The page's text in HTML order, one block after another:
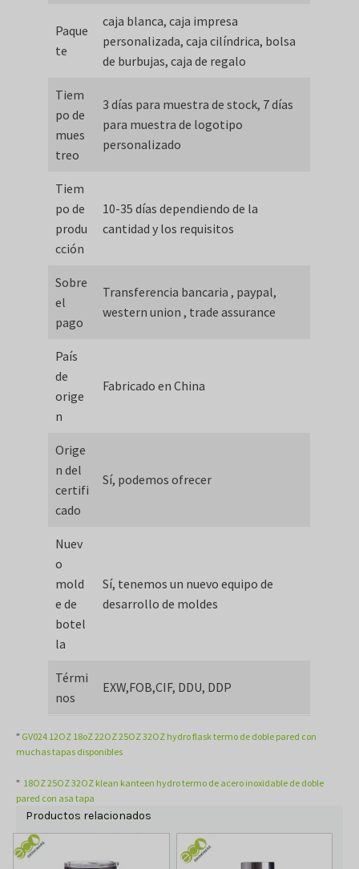
Paque
te
caja blanca, caja impresa
personalizada, caja cilíndrica, bolsa
de burbujas, caja de regalo
Tiem
po de
mues
treo
3 días para muestra de stock, 7 días
para muestra de logotipo
personalizado
Tiem
po de
produ
cción
10-35 días dependiendo de la
cantidad y los requisitos
Sobre
el
pago
Transferencia bancaria , paypal,
western union , trade assurance
País
de
orige
n
Fabricado en China
Orige
n del
certifi
cado
Sí, podemos ofrecer
Nuev
o
mold
e de
botel
la
Sí, tenemos un nuevo equipo de
desarrollo de moldes
Térmi
nos
EXW,FOB,CIF, DDU, DDP
" GV024 12OZ 18oZ 22OZ 25OZ 32OZ hydro flask termo de doble pared con
muchas tapas disponibles
" 18OZ 25OZ 32OZ klean kanteen hydro termo de acero inoxidable de doble
pared con asa tapa
Productos relacionados